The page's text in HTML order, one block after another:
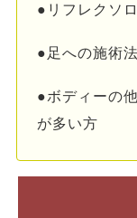
●リフレクソ
●足への施術
●ボディーの
が多い方